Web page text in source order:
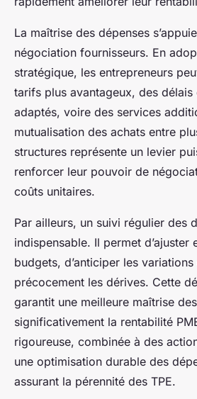
La maîtrise des dépenses
négociation fournisseurs. En
stratégique, les entrepreneurs
tarifs plus avantageux, des délais
adaptés, voire des services
mutualisation des achats entre
structures représente un levier
renforcer leur pouvoir de
coûts unitaires.
Par ailleurs, un suivi régulier des
indispensable. Il permet d’ajuster
budgets, d’anticiper les
précocement les dérives. Cette
garantit une meilleure maîtrise
significativement la rentabilité
rigoureuse, combinée à des
une optimisation durable des
assurant la pérennité des TPE.